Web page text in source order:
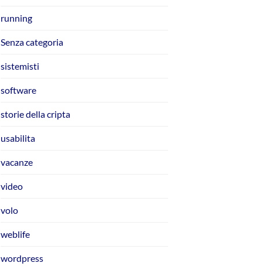
running
Senza categoria
sistemisti
software
storie della cripta
usabilita
vacanze
video
volo
weblife
wordpress